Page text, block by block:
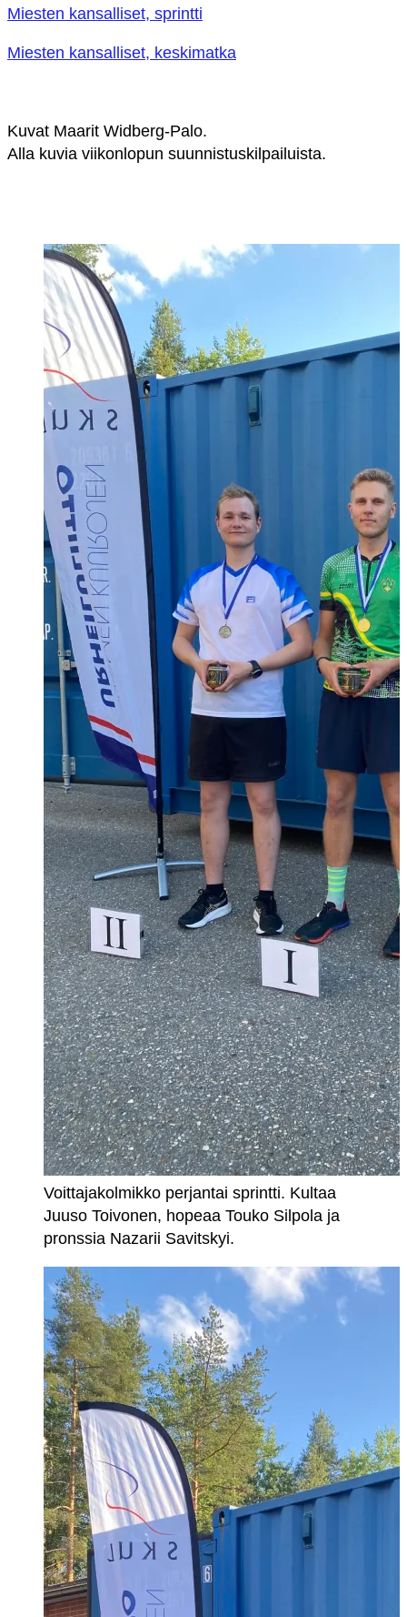
Miesten kansalliset, sprintti
Miesten kansalliset, keskimatka
Kuvat Maarit Widberg-Palo.
A lla kuvia viikonlopun suunnistuskilpailuista.
Voittajakolmikko perjantai sprintti. Kultaa
Juuso Toivonen, hopeaa Touko Silpola ja
pronssia Nazarii Savitskyi.